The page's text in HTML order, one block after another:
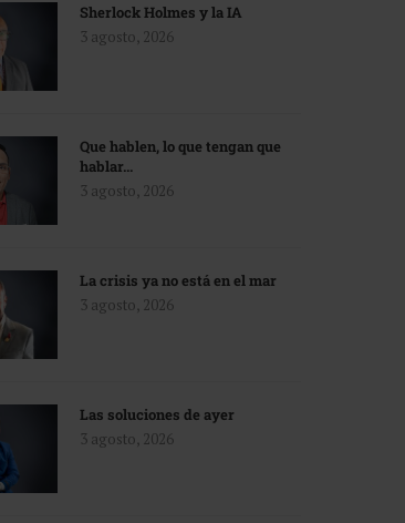
Sherlock Holmes y la IA
3 agosto, 2026
Que hablen, lo que tengan que
hablar…
3 agosto, 2026
La crisis ya no está en el mar
3 agosto, 2026
Las soluciones de ayer
3 agosto, 2026